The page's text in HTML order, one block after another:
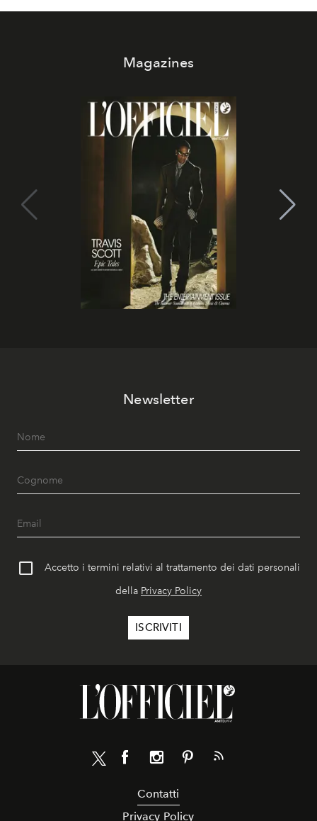
Magazines
Newsletter
Accetto i termini relativi al trattamento dei dati personali
della Privacy Policy
Contatti
Privacy Policy